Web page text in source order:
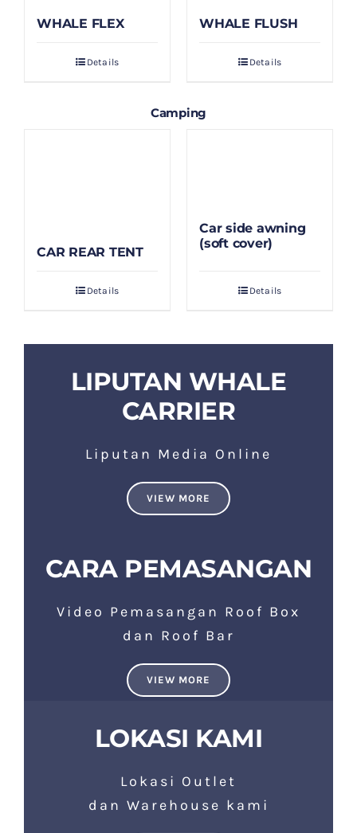
WHALE FLEX
Details
WHALE FLUSH
Details
Camping
CAR REAR TENT
Details
Car side awning
(soft cover)
Details
LIPUTAN WHALE
CARRIER
Liputan Media Online
VIEW MORE
CARA PEMASANGAN
Video Pemasangan Roof Box
dan Roof Bar
VIEW MORE
LOKASI KAMI
Lokasi Outlet
dan Warehouse kami